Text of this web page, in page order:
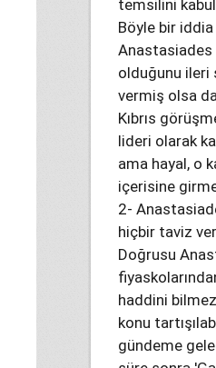
temsilini
Böyle bir
Anastasiades
olduğunu ileri
vermiş olsa
Kıbrıs
lideri olarak
ama hayal, o
içerisine
2-
hiçbir taviz
Doğrusu
haddini
konu
gündeme